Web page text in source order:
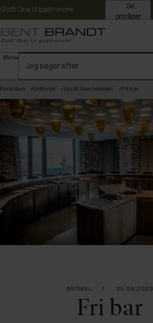
Godt Grej til gastronomi
områder
Menu
Forsiden Udforsk Godt Grej temaer Fri bar
ARTIKEL 25.09.2023
Fri bar